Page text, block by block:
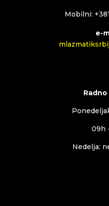
Mobilni:
e-
09h
Nedelja: